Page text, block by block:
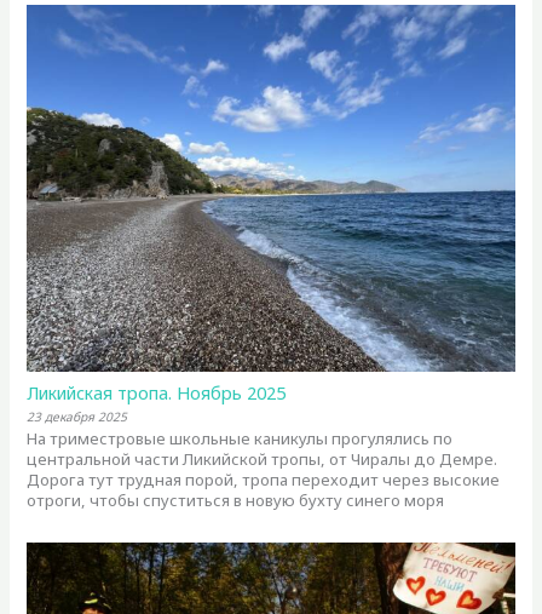
Ликийская тропа. Ноябрь 2025
23 декабря 2025
На триместровые школьные каникулы прогулялись по
центральной части Ликийской тропы, от Чиралы до Демре.
Дорога тут трудная порой, тропа переходит через высокие
отроги, чтобы спуститься в новую бухту синего моря